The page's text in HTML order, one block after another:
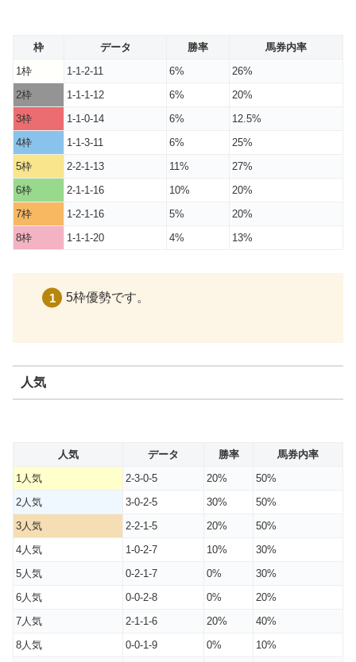
枠 データ 勝率
馬券内率
1枠
1-1-2-11 6%
26%
2枠
1-1-1-12 6%
20%
3枠
1-1-0-14 6%
12.5%
4枠
1-1-3-11 6%
25%
5枠
2-2-1-13 11%
27%
6枠
2-1-1-16 10%
20%
7枠
1-2-1-16 5%
20%
8枠
1-1-1-20 4% 13%
5枠優勢です。
人気
人気 データ 勝率
馬券内率
1人気
2-3-0-5 20%
50%
2人気
3-0-2-5 30%
50%
3人気
2-2-1-5 20%
50%
4人気
1-0-2-7 10%
30%
5人気
0-2-1-7 0%
30%
6人気
0-0-2-8 0%
20%
7人気
2-1-1-6 20%
40%
8人気
0-0-1-9 0%
10%